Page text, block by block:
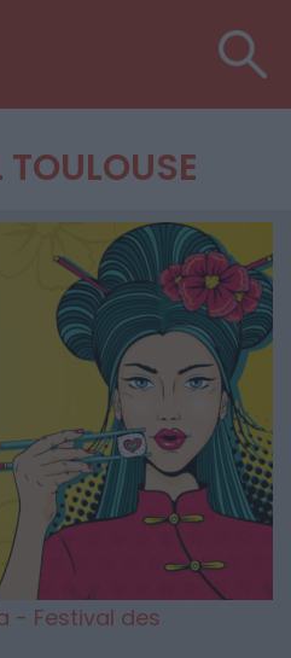
- Festival des